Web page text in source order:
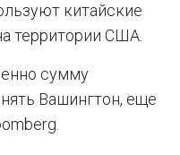
китайские
территории США.
сумму
Вашингтон, еще